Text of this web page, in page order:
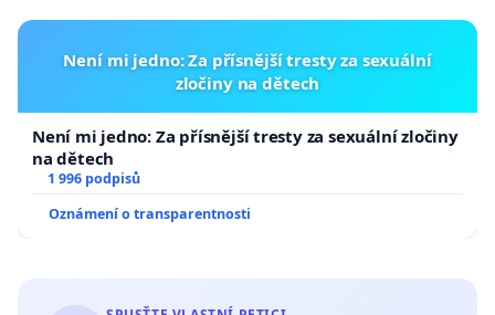
Není mi jedno: Za přísnější tresty za sexuální
zločiny na dětech
Není mi jedno: Za přísnější tresty za sexuální zločiny
na dětech
1 996 podpisů
Oznámení o transparentnosti